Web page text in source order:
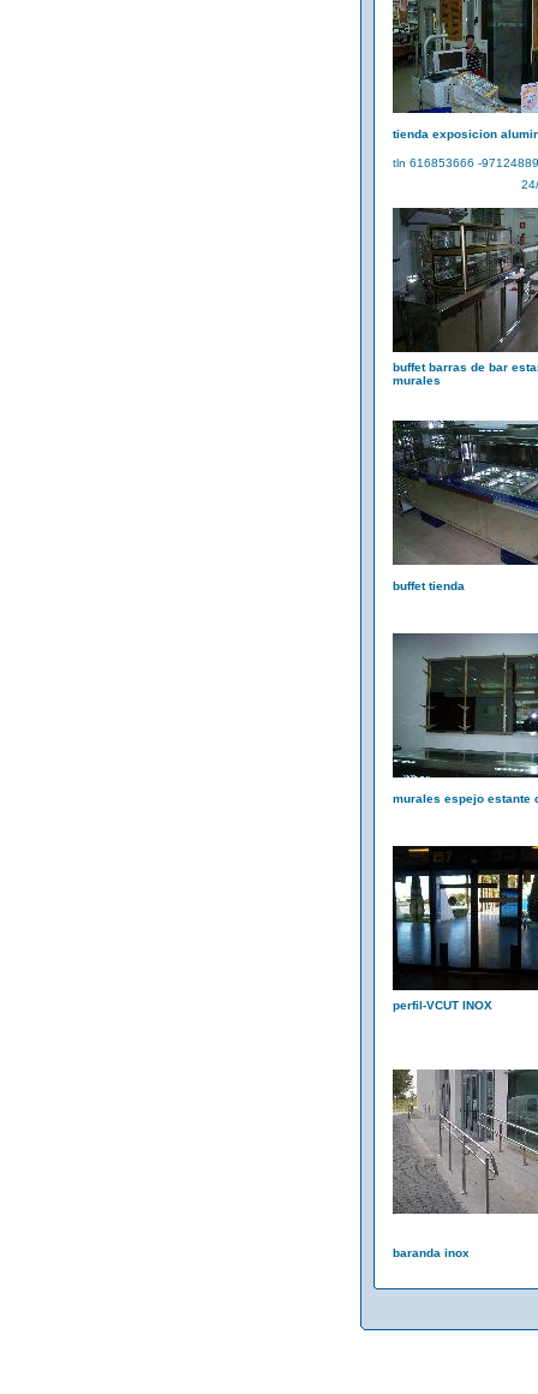
tienda exposicion
tln 616853666 -
buffet barras de bar
murales
buffet tienda
murales espejo estante
perfil-VCUT INOX
baranda inox